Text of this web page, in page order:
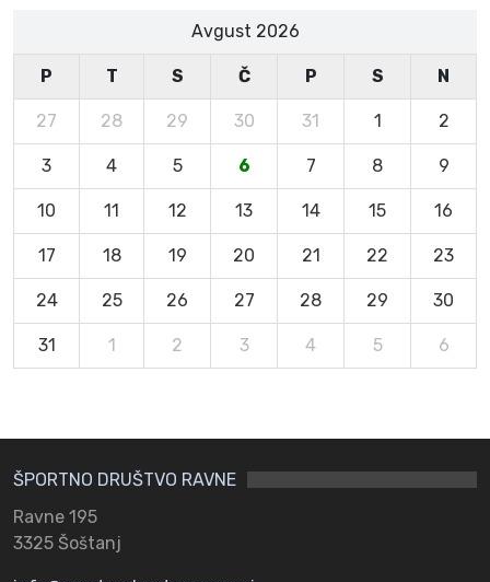
Avgust 2026
P T S Č P S N
27 28 29 30 31 1 2
3 4 5 6 7 8 9
10 11 12 13 14 15 16
17 18 19 20 21 22 23
24 25 26 27 28 29 30
31 1 2 3 4 5 6
ŠPORTNO DRUŠTVO RAVNE
Ravne 195
3325 Šoštanj